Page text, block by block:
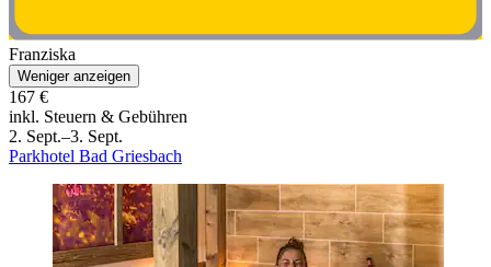
Franziska
Weniger anzeigen
167 €
inkl. Steuern & Gebühren
2. Sept.–3. Sept.
Parkhotel Bad Griesbach